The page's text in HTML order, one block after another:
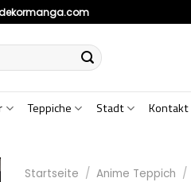
Teppiche Stadt Kontakt
Startseite / Anime Teppich /